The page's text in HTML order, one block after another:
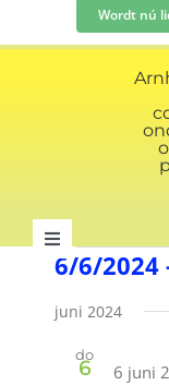
inhoud
Wordt nú
Toggle
Navigation
Nieuws
6/6/2024
een
datum.
juni 2024
do
6 6 juni